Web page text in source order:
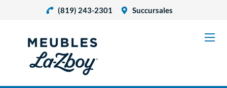
(819) 243-2301 Succursales